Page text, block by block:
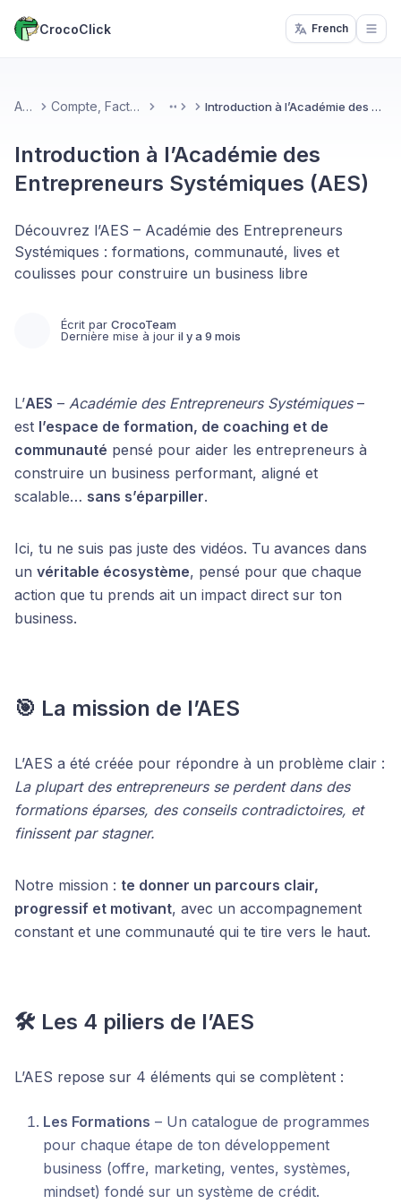
CrocoClick French
Accueil Compte, Facturation & Support More Introduction à l’Académie des Entrepreneurs Systémiques (AES)
Introduction à l’Académie des
Entrepreneurs Systémiques (AES)
Découvrez l’AES – Académie des Entrepreneurs
Systémiques : formations, communauté, lives et
coulisses pour construire un business libre
Écrit par CrocoTeam
Dernière mise à jour il y a 9 mois
L’AES – Académie des Entrepreneurs Systémiques–
est l’espace de formation, de coaching et de
communauté pensé pour aider les entrepreneurs à
construire un business performant, aligné et
scalable… sans s’éparpiller.
Ici, tu ne suis pas juste des vidéos. Tu avances dans
un véritable écosystème, pensé pour que chaque
action que tu prends ait un impact direct sur ton
business.
🎯 La mission de l’AES
L’AES a été créée pour répondre à un problème clair :
La plupart des entrepreneurs se perdent dans des
formations éparses, des conseils contradictoires, et
finissent par stagner.
Notre mission : te donner un parcours clair,
progressif et motivant, avec un accompagnement
constant et une communauté qui te tire vers le haut.
🛠 Les 4 piliers de l’AES
L’AES repose sur 4 éléments qui se complètent :
Les Formations – Un catalogue de programmes
pour chaque étape de ton développement
business (offre, marketing, ventes, systèmes,
mindset) fondé sur un système de crédit.